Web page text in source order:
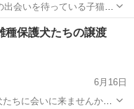
います。 「猫を家
会
種保護犬たちの譲渡
6月16日